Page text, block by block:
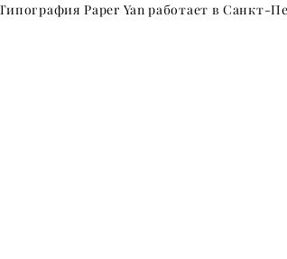
Paper Yan работает в